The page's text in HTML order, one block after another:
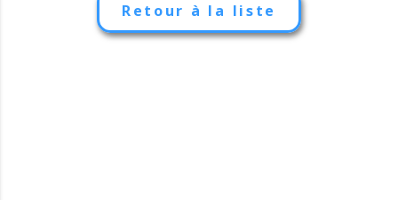
Retour à la liste